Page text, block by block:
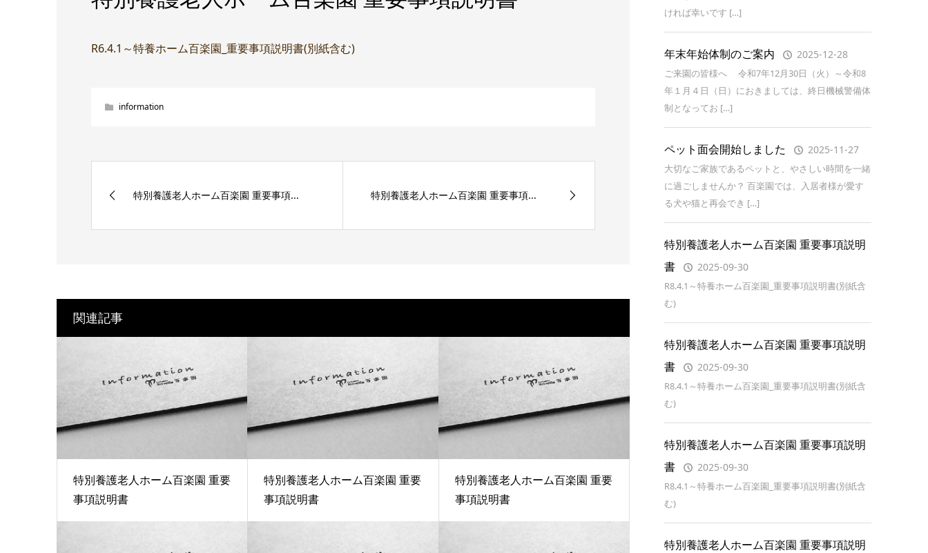
R6.4.1～特養ホーム百楽園_重要事項説明書(別紙含む)
information
特別養護老人ホーム百楽園 重要事項... 特別養護老人ホーム百楽園 重要事項...
関連記事
特別養護老人ホーム百楽園 重要
事項説明書
特別養護老人ホーム百楽園 重要
事項説明書
特別養護老人ホーム百楽園 重要
事項説明書
ければ幸いです […]
年末年始体制のご案内 2025-12-28
ご来園の皆様へ 令和7年12月30日（火）～令和8
年１月４日（日）におきましては、終日機械警備体
制となってお […]
ペット面会開始しました 2025-11-27
大切なご家族であるペットと、やさしい時間を一緒
に過ごしませんか？ 百楽園では、入居者様が愛す
る犬や猫と再会でき […]
特別養護老人ホーム百楽園 重要事項説明
書
2025-09-30
R8.4.1～特養ホーム百楽園_重要事項説明書(別紙含
む)
特別養護老人ホーム百楽園 重要事項説明
書
2025-09-30
R8.4.1～特養ホーム百楽園_重要事項説明書(別紙含
む)
特別養護老人ホーム百楽園 重要事項説明
書
2025-09-30
R8.4.1～特養ホーム百楽園_重要事項説明書(別紙含
む)
特別養護老人ホーム百楽園 重要事項説明